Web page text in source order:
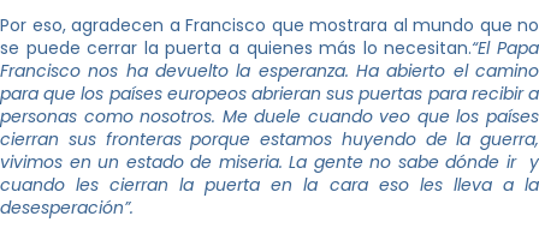
Por eso, agradecen a Francisco que mostrara al mundo que no
se puede cerrar la puerta a quienes más lo necesitan.“El Papa
Francisco nos ha devuelto la esperanza. Ha abierto el camino
para que los países europeos abrieran sus puertas para recibir a
personas como nosotros. Me duele cuando veo que los países
cierran sus fronteras porque estamos huyendo de la guerra,
vivimos en un estado de miseria. La gente no sabe dónde ir y
cuando les cierran la puerta en la cara eso les lleva a la
desesperación”.